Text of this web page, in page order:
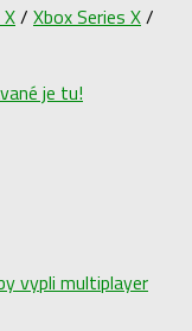
/ Xbox Series X/
je tu!
vypli multiplayer